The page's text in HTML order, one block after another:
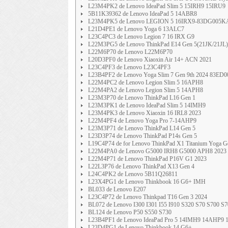
L23M4PK2 de Lenovo IdeaPad Slim 5 15IRH9 15IRU9
5B11K39362 de Lenovo IdeaPad 5 14ABR8
L23M4PK5 de Lenovo LEGION 5 16IRX9-
L21D4PE1 de Lenovo Yoga 6 13ALC7
L23C4PC3 de Lenovo Legion 7 16 IRX G9
L22M3PG5 de Lenovo ThinkPad E14 Gen 5(21JK/21JL)
L22M6P70 de Lenovo L22M6P70
L20D3PF0 de Lenovo Xiaoxin Air 14+ ACN 2021
L23C4PF3 de Lenovo L23C4PF3
L23B4PF2 de Lenovo Yoga Slim 7 Gen 9th 2024
L22M4PC2 de Lenovo Legion Slim 5 16APH8
L22M4PA2 de Lenovo Legion Slim 5 14APH8
L23M3P70 de Lenovo ThinkPad L16 Gen 1
L23M3PK1 de Lenovo IdeaPad Slim 5 14IMH9
L23M4PK3 de Lenovo Xiaoxin 16 IRL8 2023
L22M4PF4 de Lenovo Yoga Pro 7-14AHP9
L23M3P71 de Lenovo ThinkPad L14 Gen 5
L23D3P74 de Lenovo ThinkPad P14s Gen 5
L19C4P74 de for Lenovo ThinkPad X1 Titanium Yoga
L22M4PA0 de Lenovo G5000 IRH8 G5000 APH8 2023
L22M4P71 de Lenovo ThinkPad P16V G1 2023
L22L3P76 de Lenovo ThinkPad X13 Gen 4
L24C4PK2 de Lenovo 5B11Q26811
L23X4PG1 de Lenovo Thinkbook 16 G6+ IMH
BL033 de Lenovo E207
L23C4P72 de Lenovo Thinkpad T16 Gen 3 2024
BL072 de Lenovo I300 I301 I55 I910 S320 S70 S700
BL124 de Lenovo P50 S550 S730
L23B4PF1 de Lenovo IdeaPad Pro 5 14IMH9 14AHP9